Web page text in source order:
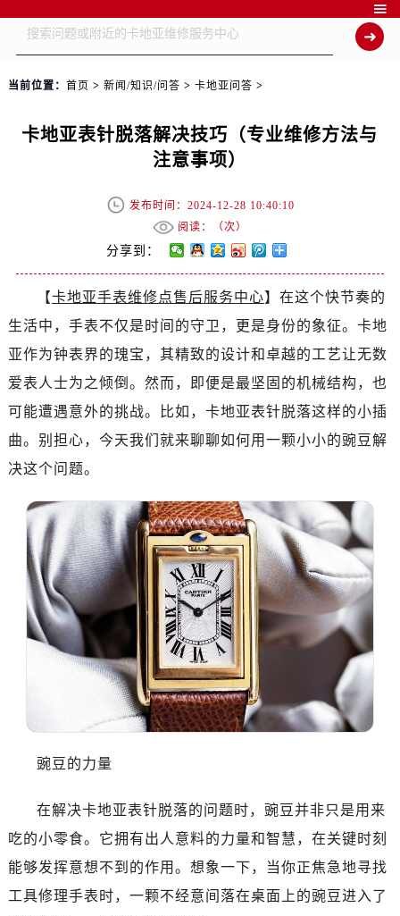

当前位置： 首页 > 新闻/知识/问答 > 卡地亚问答 >
卡地亚表针脱落解决技巧（专业维修方法与
注意事项）
发布时间：2024-12-28 10:40:10
阅读：（次）
分享到：
【卡地亚手表维修点售后服务中心】在这个快节奏的
生活中，手表不仅是时间的守卫，更是身份的象征。卡地
亚作为钟表界的瑰宝，其精致的设计和卓越的工艺让无数
爱表人士为之倾倒。然而，即便是最坚固的机械结构，也
可能遭遇意外的挑战。比如，卡地亚表针脱落这样的小插
曲。别担心，今天我们就来聊聊如何用一颗小小的豌豆解
决这个问题。
豌豆的力量
在解决卡地亚表针脱落的问题时，豌豆并非只是用来
吃的小零食。它拥有出人意料的力量和智慧，在关键时刻
能够发挥意想不到的作用。想象一下，当你正焦急地寻找
工具修理手表时，一颗不经意间落在桌面上的豌豆进入了